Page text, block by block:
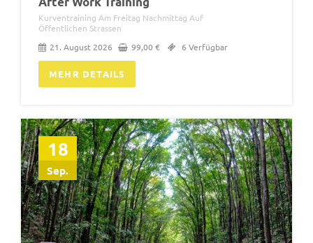
Kurventraining Am Freitag Nachmittag Auf
Öffentlichen Strassen
21. August 2026
99,00 € 6 Verfügbar
MEHR DETAILS
18
Sep.